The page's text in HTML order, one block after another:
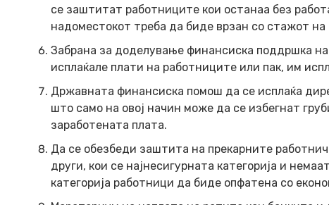
се заштитат работниците кои останаа без
надоместокот треба да биде врзан со стажот на
Забрана за доделување финансиска поддршка
исплаќале плати на работниците или пак, им
Државната финансиска помош да се исплаќа
што само на овој начин може да се избегнат
заработената плата.
Да се обезбеди заштита на прекарните
други, кои се најнесигурната категорија и
категорија работници да биде опфатена со